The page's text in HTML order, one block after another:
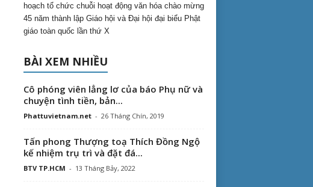
hoạch tổ chức chuỗi hoạt động văn hóa chào mừng
45 năm thành lập Giáo hội và Đại hội đại biểu Phật
giáo toàn quốc lần thứ X
BÀI XEM NHIỀU
Cô phóng viên lẳng lơ của báo Phụ nữ và
chuyện tình tiền, bản...
Phattuvietnam.net - 26 Tháng Chín, 2019
Tấn phong Thượng toạ Thích Đồng Ngộ
kế nhiệm trụ trì và đặt đá...
BTV TP.HCM - 13 Tháng Bảy, 2022